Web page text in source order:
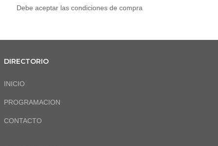
Debe aceptar las condiciones de compra
DIRECTORIO
INICIO
PROGRAMACION
CONTACTO